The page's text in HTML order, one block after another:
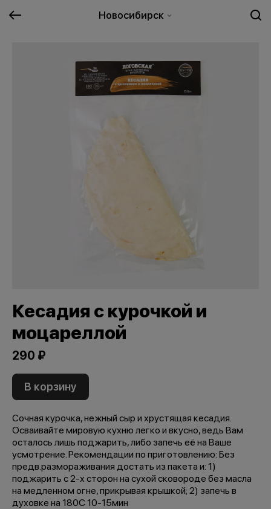
Новосибирск
Кесадия с курочкой и
моцареллой
290 ₽
В корзину
Сочная курочка, нежный сыр и хрустящая кесадия.
Осваивайте мировую кухню легко и вкусно, ведь Вам
осталось лишь поджарить, либо запечь её на Ваше
усмотрение. Рекомендации по приготовлению: Без
предв.размораживания достать из пакета и: 1)
поджарить с 2-х сторон на сухой сковороде без масла
на медленном огне, прикрывая крышкой; 2) запечь в
духовке на 180С 10-15мин